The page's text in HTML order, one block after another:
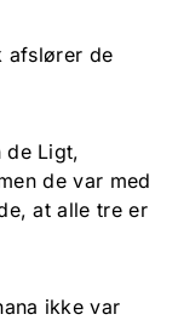
afslører de
de Ligt,
de var med
at alle tre er
ikke var